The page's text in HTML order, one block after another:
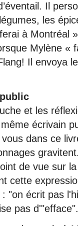
Il
les
à Montréal
Mylène «
Il envoya
et les
écrivain
vous dans ce
de vue sur
cette
"on écrit pas
pas d'"efface".